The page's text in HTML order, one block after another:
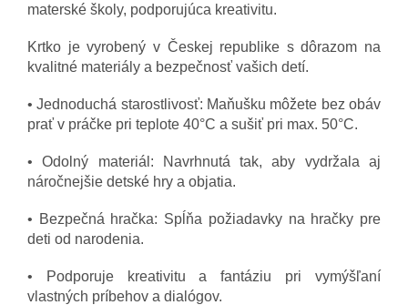
materské školy, podporujúca kreativitu.
Krtko je vyrobený v Českej republike s dôrazom na
kvalitné materiály a bezpečnosť vašich detí.
• Jednoduchá starostlivosť: Maňušku môžete bez obáv
prať v práčke pri teplote 40°C a sušiť pri max. 50°C.
• Odolný materiál: Navrhnutá tak, aby vydržala aj
náročnejšie detské hry a objatia.
• Bezpečná hračka: Spĺňa požiadavky na hračky pre
deti od narodenia.
• Podporuje kreativitu a fantáziu pri vymýšľaní
vlastných príbehov a dialógov.